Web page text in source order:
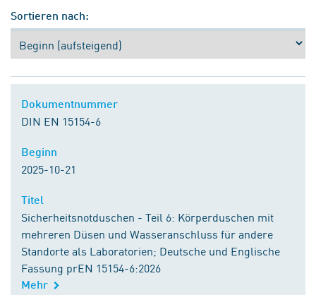
Sortieren nach:
Dokumentnummer
DIN EN 15154-6
Beginn
2025-10-21
Titel
Sicherheitsnotduschen - Teil 6: Körperduschen mit
mehreren Düsen und Wasseranschluss für andere
Standorte als Laboratorien; Deutsche und Englische
Fassung prEN 15154-6:2026
Mehr